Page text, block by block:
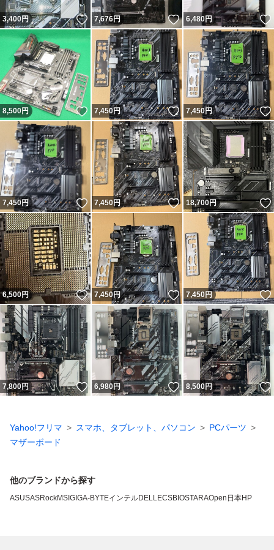
3,400円 いいね！
7,676円 いいね！
6,480円
8,500円 いいね！
7,450円 いいね！
7,450円
7,450円 いいね！
7,450円 いいね！
18,700円
6,500円 いいね！
7,450円 いいね！
7,450円
7,800円 いいね！
6,980円 いいね！
8,500円
Yahoo!フリマ スマホ、タブレット、パソコン
PCパーツ
マザーボード
他のブランドから探す
ASUSASRockMSI GIGA-BYTEインテルDELLECSBIOSTARAOpen 日本HP